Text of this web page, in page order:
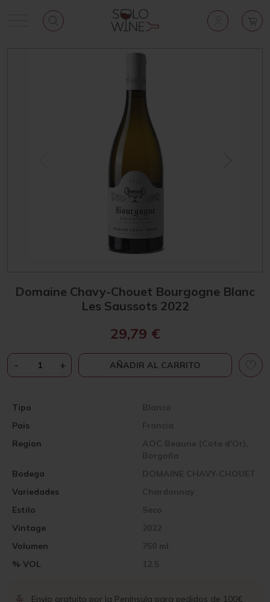
Domaine Chavy-Chouet Bourgogne Blanc
Les Saussots 2022
Pais Francia
Vintage 2022
Region
AOC Beaune (Cote d'Or),
Borgoña
Volumen 750 ml
Bodega DOMAINE CHAVY-CHOUET
% VOL 12,5
Variedades
Chardonnay
Estilo
Seco
Tipo Blanco
29,79 €
-DOMAINE
CHAVY-
BOURGOGNE
BLANC
LES
SAUSSOTS
+ AÑADIR AL CARRITO
Envío gratuito por la Península para pedidos de 100€